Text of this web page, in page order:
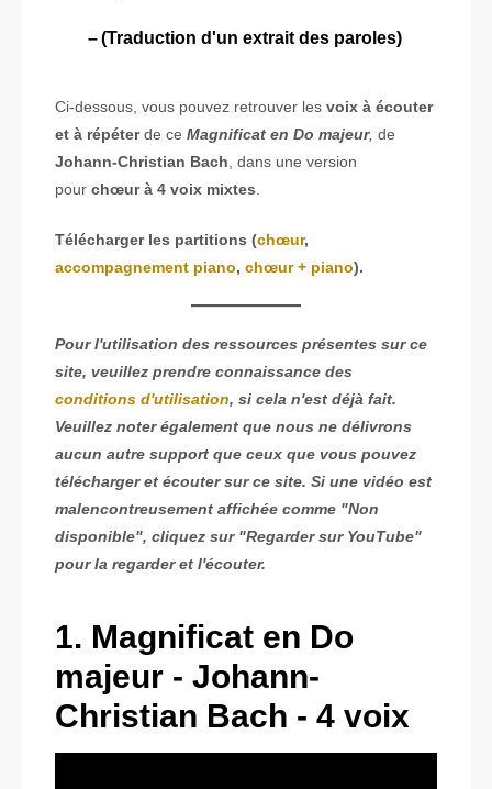
(Traduction d'un extrait des paroles)
Ci-dessous, vous pouvez retrouver les voix à écouter
et à répéterde ce Magnificat en Do majeur, de
Johann-Christian Bach , dans une version
pour chœur à 4 voix mixtes
Télécharger les partitions (chœur,
accompagnement piano, chœur + piano).
Pour l'utilisation des ressources présentes sur ce
site, veuillez prendre connaissance des
conditions d'utilisation, si cela n'est déjà fait.
Veuillez noter également que nous ne délivrons
aucun autre support que ceux que vous pouvez
télécharger et écouter sur ce site. Si une vidéo est
malencontreusement affichée comme "Non
disponible", cliquez sur "Regarder sur YouTube"
pour la regarder et l'écouter.
1. Magnificat en Do
majeur - Johann-
Christian Bach - 4 voix